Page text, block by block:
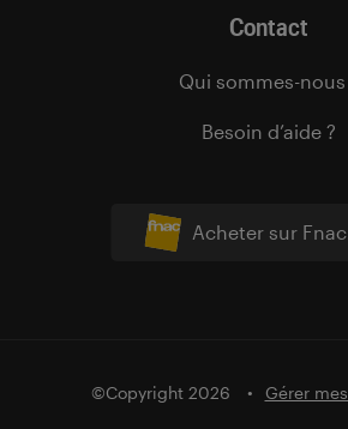
Acheter sur
Contact
Qui sommes-nous
Besoin d’aide ?
©Copyright 2026 Gérer